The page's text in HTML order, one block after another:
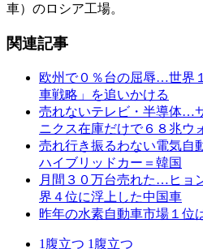
車）のロシア工場。
関連記事
欧州で０％台の屈辱…世界
車戦略」を追いかける
売れないテレビ・半導体…
ニクス在庫だけで６８兆ウ
売れ行き振るわない電気自
ハイブリッドカー＝韓国
月間３０万台売れた…ヒョ
界４位に浮上した中国車
昨年の水素自動車市場１
1 腹立つ 1 腹立つ